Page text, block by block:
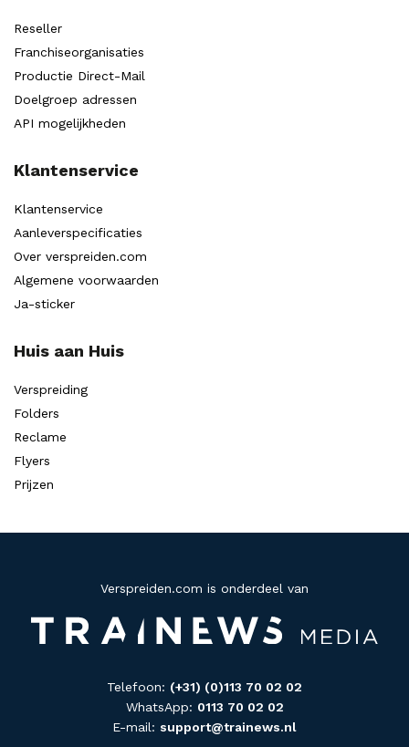
Reseller
Franchiseorganisaties
Productie Direct-Mail
Doelgroep adressen
API mogelijkheden
Klantenservice
Klantenservice
Aanleverspecificaties
Over verspreiden.com
Algemene voorwaarden
Ja-sticker
Huis aan Huis
Verspreiding
Folders
Reclame
Flyers
Prijzen
Verspreiden.com is onderdeel van
Telefoon: (+31) (0)113 70 02 02
WhatsApp: 0113 70 02 02
E-mail: support@trainews.nl